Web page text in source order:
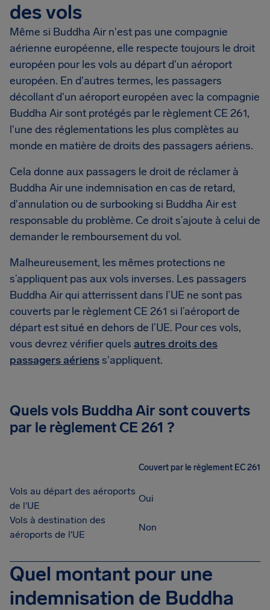
des vols
Même si Buddha Air n'est pas une compagnie
aérienne européenne, elle respecte toujours le droit
européen pour les vols au départ d'un aéroport
européen. En d'autres termes, les passagers
décollant d'un aéroport européen avec la compagnie
Buddha Air sont protégés par le règlement CE 261,
l'une des réglementations les plus complètes au
monde en matière de droits des passagers aériens.
Cela donne aux passagers le droit de réclamer à
Buddha Air une indemnisation en cas de retard,
d'annulation ou de surbooking si Buddha Air est
responsable du problème. Ce droit s’ajoute à celui de
demander le remboursement du vol.
Malheureusement, les mêmes protections ne
s’appliquent pas aux vols inverses. Les passagers
Buddha Air qui atterrissent dans l’UE ne sont pas
couverts par le règlement CE 261 si l’aéroport de
départ est situé en dehors de l’UE. Pour ces vols,
vous devrez vérifier quels autres droits des
passagers aérienss'appliquent.
Quels vols Buddha Air sont couverts
par le règlement CE 261 ?
Couvert par le règlement EC 261
Vols au départ des aéroports
de l'UE
Oui
Vols à destination des
aéroports de l'UE
Non
Quel montant pour une
indemnisation de Buddha